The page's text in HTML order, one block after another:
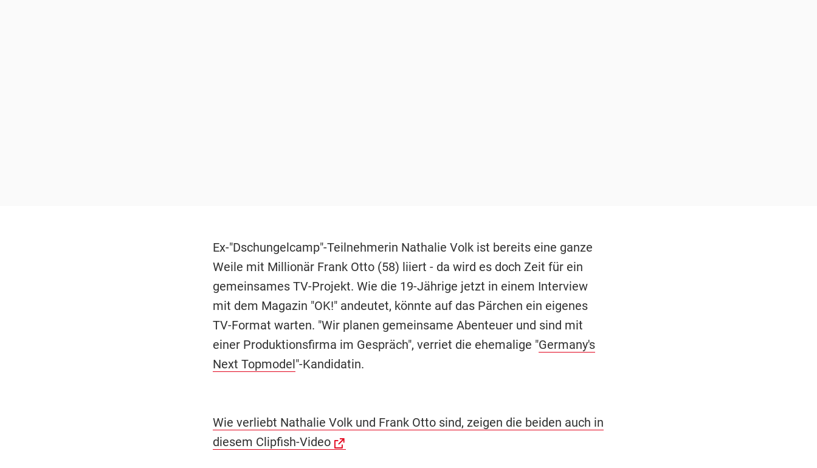
Ex-"Dschungelcamp"-Teilnehmerin Nathalie Volk ist bereits eine ganze
Weile mit Millionär Frank Otto (58) liiert - da wird es doch Zeit für ein
gemeinsames TV-Projekt. Wie die 19-Jährige jetzt in einem Interview
mit dem Magazin "OK!" andeutet, könnte auf das Pärchen ein eigenes
TV-Format warten. "Wir planen gemeinsame Abenteuer und sind mit
einer Produktionsfirma im Gespräch", verriet die ehemalige "Germany's
Next Topmodel"-Kandidatin.
Wie verliebt Nathalie Volk und Frank Otto sind, zeigen die beiden auch in
diesem Clipfish-Video